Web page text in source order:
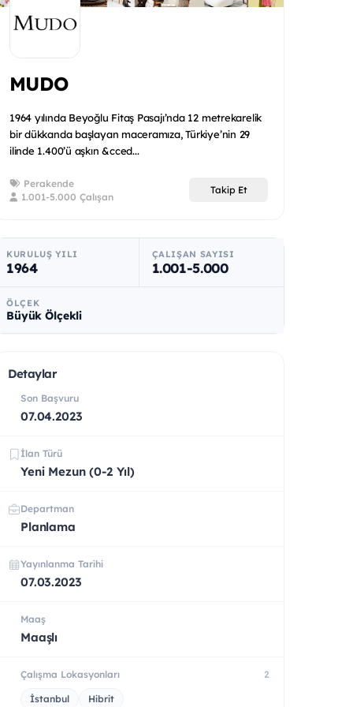
MUDO
1964 yılında Beyoğlu Fitaş Pasajı’nda 12 metrekarelik
bir dükkanda başlayan maceramıza, Türkiye’nin 29
ilinde 1.400’ü aşkın &cced...
Perakende
1.001-5.000 Çalışan
Takip Et
KURULUŞ YILI
1964
ÇALIŞAN SAYISI
1.001-5.000
ÖLÇEK
Büyük Ölçekli
Detaylar
Son Başvuru
07.04.2023
İlan Türü
Yeni Mezun (0-2 Yıl)
Departman
Planlama
Yayınlanma Tarihi
07.03.2023
Maaş
Maaşlı
Çalışma Lokasyonları 2
İstanbul Hibrit